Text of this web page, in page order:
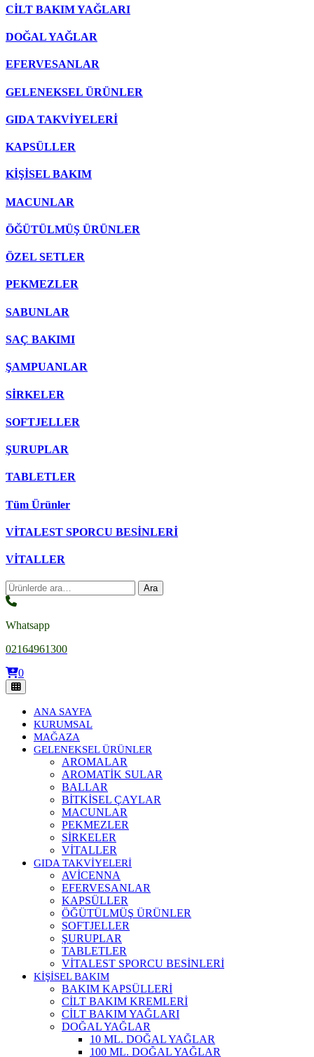
CİLT BAKIM YAĞLARI
DOĞAL YAĞLAR
EFERVESANLAR
GELENEKSEL ÜRÜNLER
GIDA TAKVİYELERİ
KAPSÜLLER
KİŞİSEL BAKIM
MACUNLAR
ÖĞÜTÜLMÜŞ ÜRÜNLER
ÖZEL SETLER
PEKMEZLER
SABUNLAR
SAÇ BAKIMI
ŞAMPUANLAR
SİRKELER
SOFTJELLER
ŞURUPLAR
TABLETLER
Tüm Ürünler
VİTALEST SPORCU BESİNLERİ
VİTALLER
Ara: Ara
Whatsapp
02164961300
0
ANA SAYFA
KURUMSAL
MAĞAZA
GELENEKSEL ÜRÜNLER
AROMALAR
AROMATİK SULAR
BALLAR
BİTKİSEL ÇAYLAR
MACUNLAR
PEKMEZLER
SİRKELER
VİTALLER
GIDA TAKVİYELERİ
AVİCENNA
EFERVESANLAR
KAPSÜLLER
ÖĞÜTÜLMÜŞ ÜRÜNLER
SOFTJELLER
ŞURUPLAR
TABLETLER
VİTALEST SPORCU BESİNLERİ
KİŞİSEL BAKIM
BAKIM KAPSÜLLERİ
CİLT BAKIM KREMLERİ
CİLT BAKIM YAĞLARI
DOĞAL YAĞLAR
10 ML. DOĞAL YAĞLAR
100 ML. DOĞAL YAĞLAR